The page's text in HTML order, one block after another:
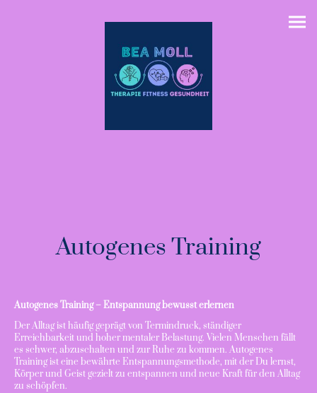
Autogenes Training
Autogenes Training – Entspannung bewusst erlernen
Der Alltag ist häufig geprägt von Termindruck, ständiger
Erreichbarkeit und hoher mentaler Belastung. Vielen Menschen fällt
es schwer, abzuschalten und zur Ruhe zu kommen. Autogenes
Training ist eine bewährte Entspannungsmethode, mit der Du lernst,
Körper und Geist gezielt zu entspannen und neue Kraft für den Alltag
zu schöpfen.